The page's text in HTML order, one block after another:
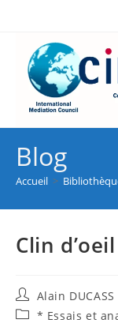
Blog
Accueil >
Clin
Alain DUCASS
* Essais et